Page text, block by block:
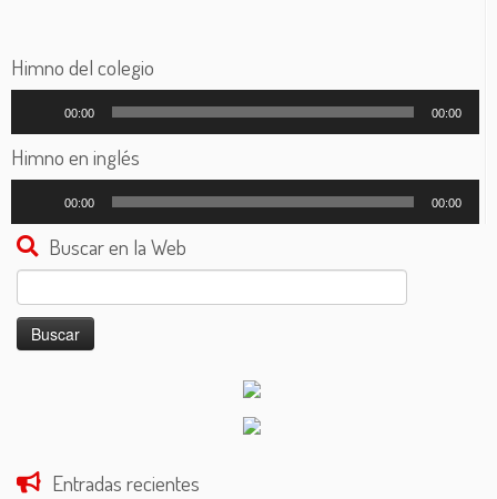
Himno del colegio
audio
00:00 00:00
Himno en inglés
audio
00:00 00:00
Buscar en la Web
Entradas recientes